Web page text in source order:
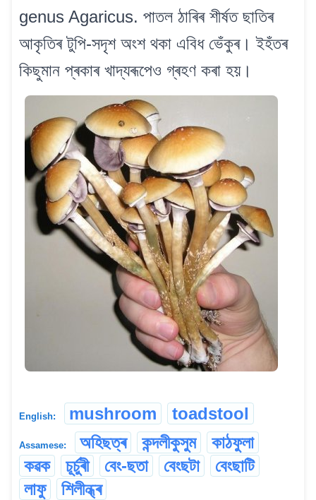
genus Agaricus. পাতল ঠাৰিৰ শীৰ্ষত ছাতিৰ
আকৃতিৰ টুপি-সদৃশ অংশ থকা এবিধ ভেঁকুৰ। ইহঁতৰ
কিছুমান প্ৰকাৰ খাদ্যৰূপেও গ্ৰহণ কৰা হয়।
English: mushroom toadstool
Assamese: অহিছত্ৰ কন্দলীকুসুম
কাঠফুলা
কৱক
চূৰ্চুৰী বেং-ছতা বেংছটা
বেংছাটি
লাফু
শিলীন্ধ্ৰ